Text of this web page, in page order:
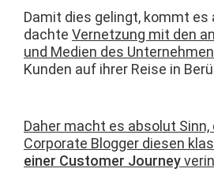
Damit dies gelingt, kommt
dachte Ver­net­zung mit den
und Medi­en des
Kun­den auf ihrer Reise in
Daher macht es abso­lut
Cor­po­rate Blog­ger diesen
ein­er Cus­tomer Jour­ney